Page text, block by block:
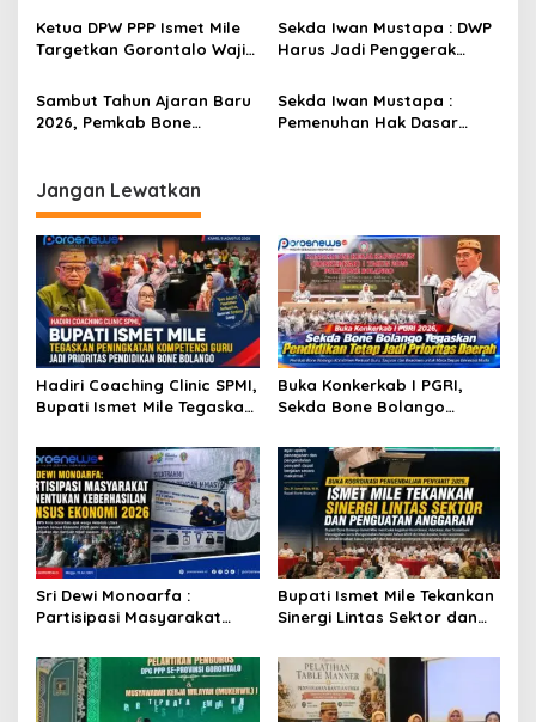
s
Sensus Ekonomi 2026
Ketua DPW PPP Ismet Mile
Targetkan Gorontalo Wajib
Kembali Basis Politik
Sekda Iwan Mustapa : DWP
Harus Jadi Penggerak
Perlindungan Pekerja
Rentan
Sambut Tahun Ajaran Baru
2026, Pemkab Bone
Sekda Iwan Mustapa :
Pemenuhan Hak Dasar
Jangan Lewatkan
Hadiri Coaching Clinic SPMI,
Bupati Ismet Mile Tegaskan
Guru Jadi Prioritas
Pendidikan Bone Bolango
Buka Konkerkab I PGRI,
Sekda Bone Bolango
Jadi Prioritas Daerah
Sri Dewi Monoarfa :
Partisipasi Masyarakat
Sensus Ekonomi 2026
Bupati Ismet Mile Tekankan
Sinergi Lintas Sektor dan